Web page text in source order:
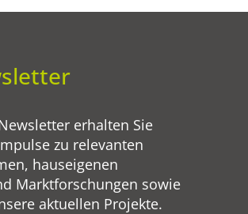
erhalten Sie
zu relevanten
hauseigenen
Marktforschungen sowie
aktuellen Projekte.